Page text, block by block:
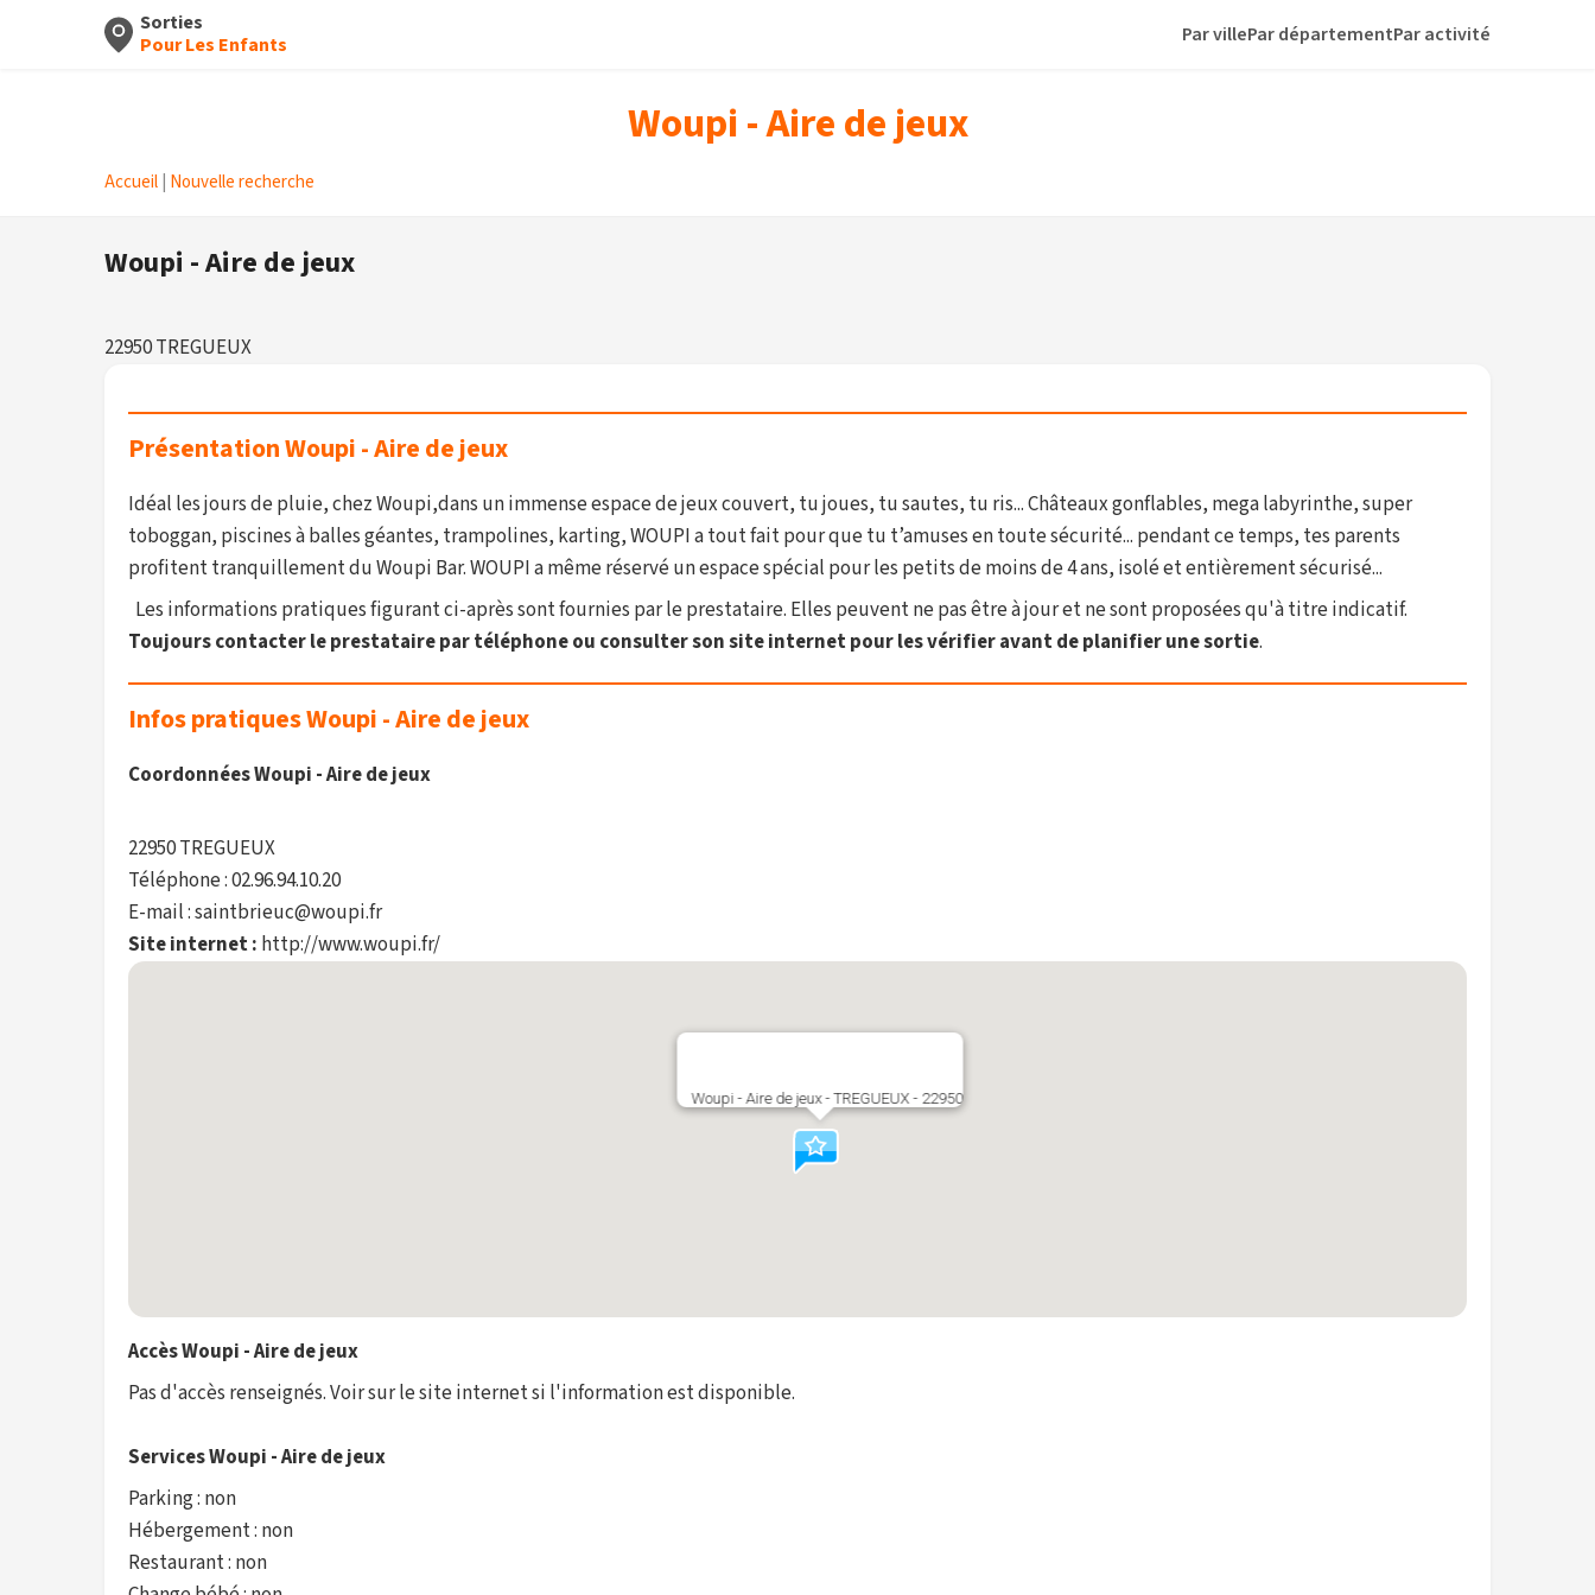
Sorties
Pour Les Enfants
Par villePar départementPar activité
Woupi - Aire de jeux
Accueil Nouvelle recherche
Woupi - Aire de jeux
22950 TREGUEUX
Présentation Woupi - Aire de jeux
Idéal les jours de pluie, chez Woupi,dans un immense espace de jeux couvert, tu joues, tu sautes, tu ris... Châteaux gonflables, mega labyrinthe, super
toboggan, piscines à balles géantes, trampolines, karting, WOUPI a tout fait pour que tu t’amuses en toute sécurité... pendant ce temps, tes parents
profitent tranquillement du Woupi Bar. WOUPI a même réservé un espace spécial pour les petits de moins de 4 ans, isolé et entièrement sécurisé...
Les informations pratiques figurant ci-après sont fournies par le prestataire. Elles peuvent ne pas être à jour et ne sont proposées qu'à titre indicatif.
Toujours contacter le prestataire par téléphone ou consulter son site internet pour les vérifier avant de planifier une sortie.
Infos pratiques Woupi - Aire de jeux
Coordonnées Woupi - Aire de jeux
22950 TREGUEUX
Téléphone : 02.96.94.10.20
E-mail : saintbrieuc@woupi.fr
Site internet : http://www.woupi.fr/
Woupi - Aire de jeux - TREGUEUX - 22950
Accès Woupi - Aire de jeux
Pas d'accès renseignés. Voir sur le site internet si l'information est disponible.
Services Woupi - Aire de jeux
Parking : non
Hébergement : non
Restaurant : non